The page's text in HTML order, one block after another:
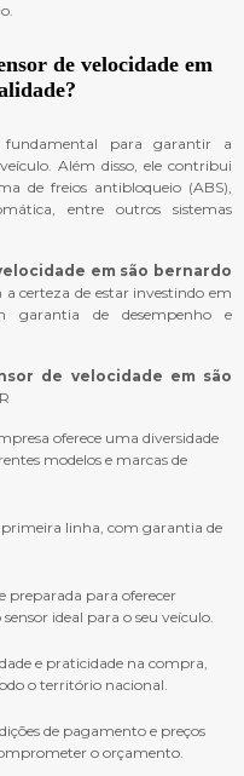
de velocidade em
fundamental para garantir a
Além disso, ele contribui
de freios antibloqueio (ABS),
entre outros sistemas
em são bernardo
a certeza de estar investindo em
garantia de desempenho e
de velocidade em são
modelos e marcas de
ideal para o seu veículo.
o território nacional.
o orçamento.